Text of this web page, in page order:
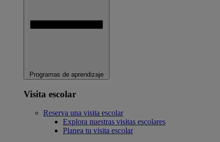
Programas de aprendizaje
Visita escolar
Reserva una visita escolar
Explora nuestras visitas escolares
Planea tu visita escolar